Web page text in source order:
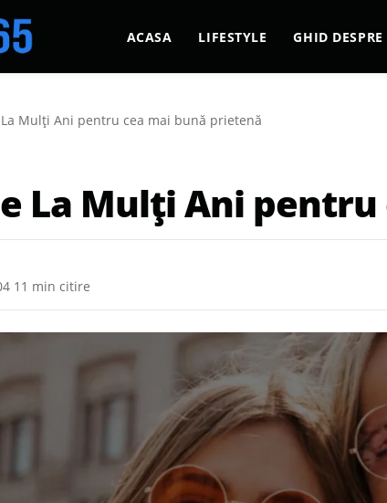
ACASA LIFESTYLE GHID DESPRE
Mulți Ani pentru cea mai bună prietenă
La Mulți Ani
11 min citire